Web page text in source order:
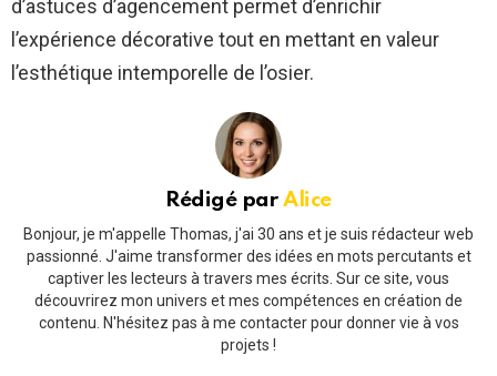
d’astuces d’agencement permet d’enrichir
l’expérience décorative tout en mettant en valeur
l’esthétique intemporelle de l’osier.
Rédigé parAlice
Bonjour, je m'appelle Thomas, j'ai 30 ans et je suis rédacteur web
passionné. J'aime transformer des idées en mots percutants et
captiver les lecteurs à travers mes écrits. Sur ce site, vous
découvrirez mon univers et mes compétences en création de
contenu. N'hésitez pas à me contacter pour donner vie à vos
projets !